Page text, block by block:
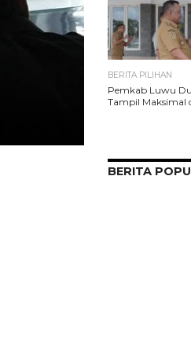
BERITA PILIHAN
Pemkab Luwu
Tampil Maksimal
BERITA